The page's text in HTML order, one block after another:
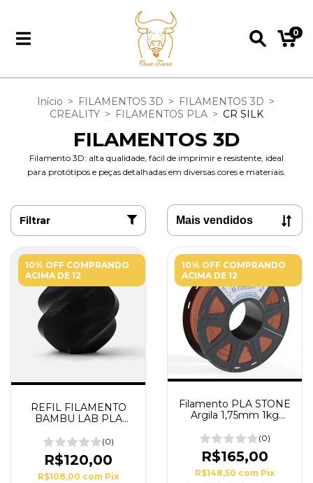
0
Início > FILAMENTOS 3D > FILAMENTOS 3D >
CREALITY > FILAMENTOS PLA > CR SILK
FILAMENTOS 3D
Filamento 3D: alta qualidade, fácil de imprimir e resistente, ideal
para protótipos e peças detalhadas em diversas cores e materiais.
Filtrar
10% OFF COMPRANDO
ACIMA DE 12
REFIL FILAMENTO
BAMBU LAB PLA
1.75MM (0)
R$120,00
R$108,00 com Pix
10% OFF COMPRANDO
ACIMA DE 12
Filamento PLA STONE
Argila 1,75mm 1kg
(0)
R$165,00
R$148,50 com Pix